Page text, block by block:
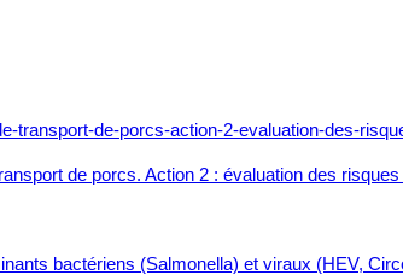
de porcs. Action 2 : évaluation des
bactériens (Salmonella) et viraux (HEV,